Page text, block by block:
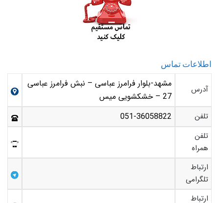
اطلاعات تماس
آدرس
مشهد-بلوار فرامرز عباسی – نبش فرامرز عباسی
27 – خشکشویی میس
تلفن 051-36058822
تلفن
همراه
ارتباط
تلگرامی
ارتباط